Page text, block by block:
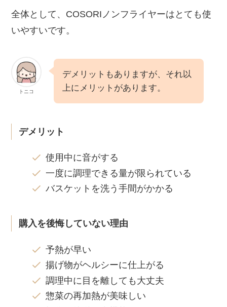
全体として、COSORIノンフライヤーはとても使
いやすいです。
トニコ
デメリットもありますが、それ以
上にメリットがあります。
デメリット
使用中に音がする
一度に調理できる量が限られている
バスケットを洗う手間がかかる
購入を後悔していない理由
予熱が早い
揚げ物がヘルシーに仕上がる
調理中に目を離しても大丈夫
惣菜の再加熱が美味しい